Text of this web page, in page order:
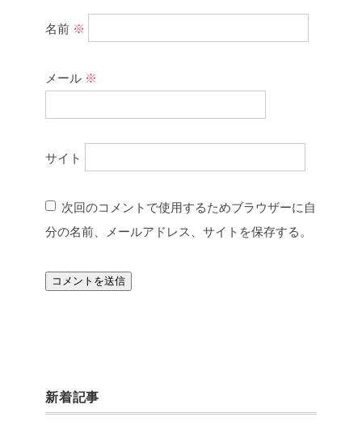
名前 ※
メール ※
サイト
次回のコメントで使用するためブラウザーに自
分の名前、メールアドレス、サイトを保存する。
新着記事